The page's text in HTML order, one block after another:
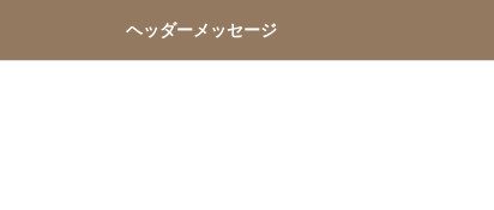
ヘッダーメッセージ